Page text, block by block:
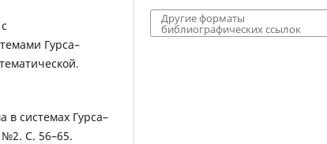
Гурса–
в системах Гурса–
C. 56–65.
Другие форматы
библиографических ссылок